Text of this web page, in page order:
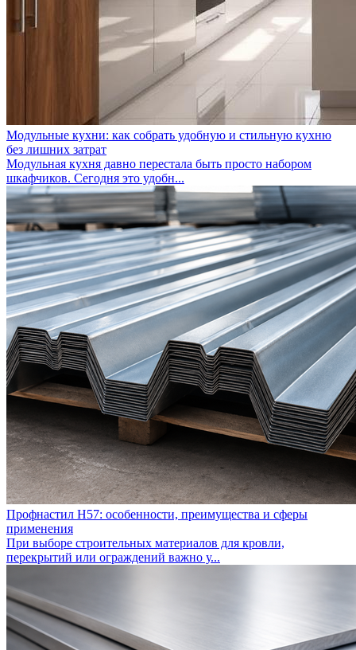
Модульные кухни: как собрать удобную и стильную кухню
без лишних затрат
Модульная кухня давно перестала быть просто набором
шкафчиков. Сегодня это удобн...
Профнастил Н57: особенности, преимущества и сферы
применения
При выборе строительных материалов для кровли,
перекрытий или ограждений важно у...